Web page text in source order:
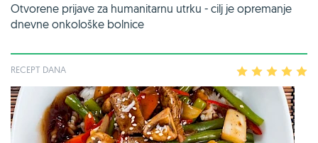
Otvorene prijave za humanitarnu utrku - cilj je opremanje
dnevne onkološke bolnice
RECEPT DANA 2 3 4